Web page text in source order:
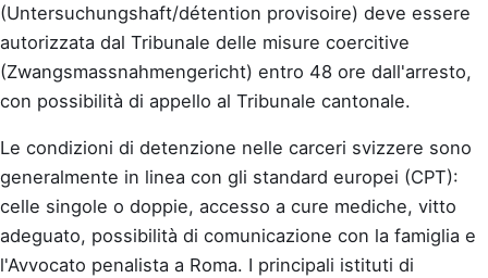
(Untersuchungshaft/détention provisoire) deve essere
autorizzata dal Tribunale delle misure coercitive
(Zwangsmassnahmengericht) entro 48 ore dall'arresto,
con possibilità di appello al Tribunale cantonale.
Le condizioni di detenzione nelle carceri svizzere sono
generalmente in linea con gli standard europei (CPT):
celle singole o doppie, accesso a cure mediche, vitto
adeguato, possibilità di comunicazione con la famiglia e
l'Avvocato penalista a Roma. I principali istituti di